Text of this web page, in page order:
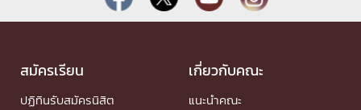
สมัครเรียน
ปฏิทินรับสมัครนิสิต
เกี่ยวกับคณะ
แนะนำคณะ